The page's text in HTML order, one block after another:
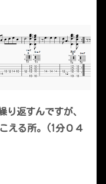
り返すんですが、
える所。(1分０４